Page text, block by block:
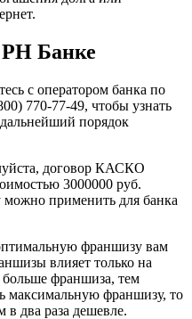
Банке
с оператором банка по
770-77-49, чтобы узнать
порядок
договор КАСКО
3000000 руб.
применить для банка
франшизу вам
влияет только на
больше франшиза, тем
максимальную франшизу, то
в два раза дешевле.